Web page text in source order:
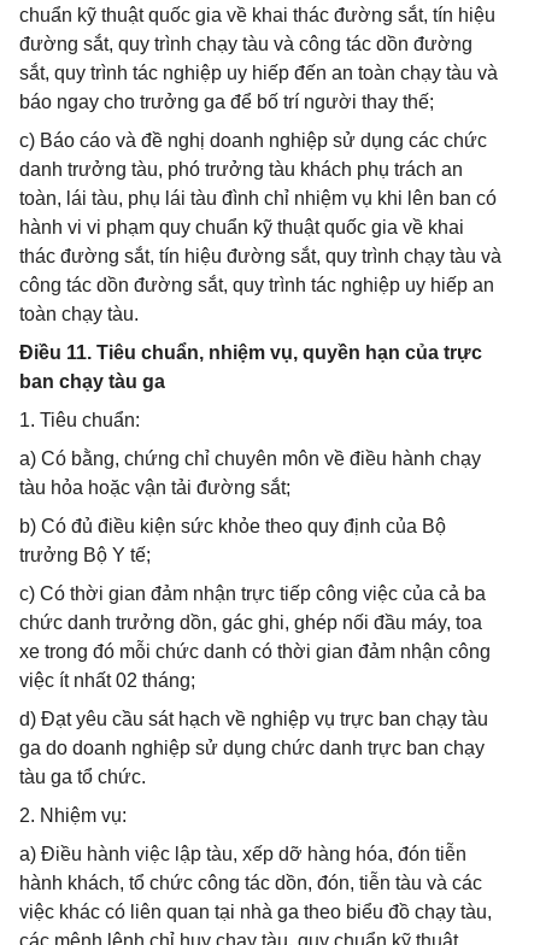
chuẩn kỹ thuật quốc gia về khai thác đường sắt, tín hiệu
đường sắt, quy trình chạy tàu và công tác dồn đường
sắt, quy trình tác nghiệp uy hiếp đến an toàn chạy tàu và
báo ngay cho trưởng ga để bố trí người thay thế;
c) Báo cáo và đề nghị doanh nghiệp sử dụng các chức
danh trưởng tàu, phó trưởng tàu khách phụ trách an
toàn, lái tàu, phụ lái tàu đình chỉ nhiệm vụ khi lên ban có
hành vi vi phạm quy chuẩn kỹ thuật quốc gia về khai
thác đường sắt, tín hiệu đường sắt, quy trình chạy tàu và
công tác dồn đường sắt, quy trình tác nghiệp uy hiếp an
toàn chạy tàu.
Điều 11. Tiêu chuẩn, nhiệm vụ, quyền hạn của trực
ban chạy tàu ga
1. Tiêu chuẩn:
a) Có bằng, chứng chỉ chuyên môn về điều hành chạy
tàu hỏa hoặc vận tải đường sắt;
b) Có đủ điều kiện sức khỏe theo quy định của Bộ
trưởng Bộ Y tế;
c) Có thời gian đảm nhận trực tiếp công việc của cả ba
chức danh trưởng dồn, gác ghi, ghép nối đầu máy, toa
xe trong đó mỗi chức danh có thời gian đảm nhận công
việc ít nhất 02 tháng;
d) Đạt yêu cầu sát hạch về nghiệp vụ trực ban chạy tàu
ga do doanh nghiệp sử dụng chức danh trực ban chạy
tàu ga tổ chức.
2. Nhiệm vụ:
a) Điều hành việc lập tàu, xếp dỡ hàng hóa, đón tiễn
hành khách, tổ chức công tác dồn, đón, tiễn tàu và các
việc khác có liên quan tại nhà ga theo biểu đồ chạy tàu,
các mệnh lệnh chỉ huy chạy tàu, quy chuẩn kỹ thuật